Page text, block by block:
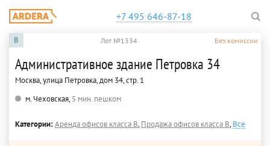
+7 495 646-87-18
B Лот №1334 Без комиссии
Административное здание Петровка 34
Москва, улица Петровка, дом 34, стр. 1
м. Чеховская,5 мин. пешком
Категории:Аренда офисов класса B,Продажа офисов класса B,Все